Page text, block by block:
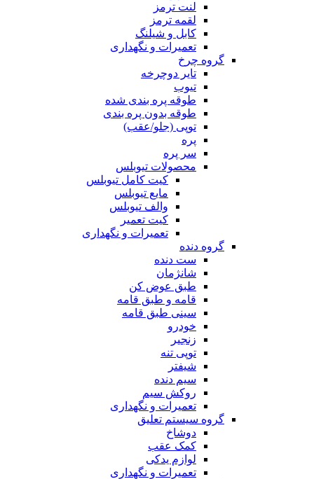
لنت ترمز
لقمه ترمز
کابل و شیلنگ
تعمیرات و نگهداری
گروه چرخ
تایر دوچرخه
تیوب
طوقه پره بندی شده
طوقه بدون پره بندی
توپی (جلو/عقب)
پره
سر پره
محصولات تیوبلس
کیت کامل تیوبلس
مایع تیوبلس
والف تیوبلس
کیت تعمیر
تعمیرات و نگهداری
گروه دنده
ست دنده
شانژمان
طبق عوض کن
قامه و طبق قامه
سینی طبق قامه
خودرو
زنجیر
توپی تنه
شیفتر
سیم دنده
روکش سیم
تعمیرات و نگهداری
گروه سیستم تعلیق
دوشاخ
کمک عقب
لوازم یدکی
تعمیرات و نگهداری